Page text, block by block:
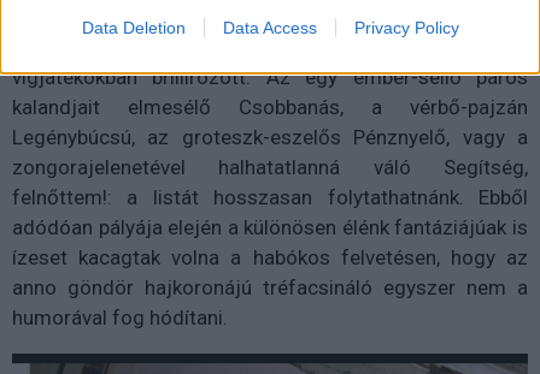
Data Deletion Data Access Privacy Policy
filmek garantáltan kasszát robbantó csillagjaként él a
vígjátékokban brillírozott. Az egy ember-sellő páros
kalandjait elmesélő Csobbanás, a vérbő-pajzán
Legénybúcsú, az groteszk-eszelős Pénznyelő, vagy a
zongorajelenetével halhatatlanná váló Segítség,
felnőttem!: a listát hosszasan folytathatnánk. Ebből
adódóan pályája elején a különösen élénk fantáziájúak is
ízeset kacagtak volna a habókos felvetésen, hogy az
anno göndör hajkoronájú tréfacsináló egyszer nem a
humorával fog hódítani.